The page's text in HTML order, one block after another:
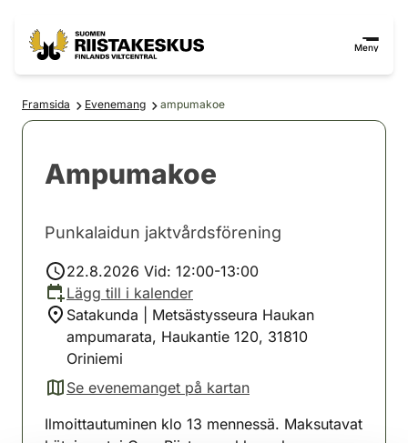
Meny
Framsida Evenemang ampumakoe
Ampumakoe
Punkalaidun jaktvårdsförening
22.8.2026 Vid: 12:00-13:00
Lägg till i kalender
Satakunda | Metsästysseura Haukan
ampumarata, Haukantie 120, 31810
Oriniemi
Se evenemanget på kartan
(avautuu uuteen välilehteen)
Ilmoittautuminen klo 13 mennessä. Maksutavat